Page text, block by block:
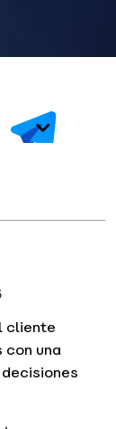
cliente
una